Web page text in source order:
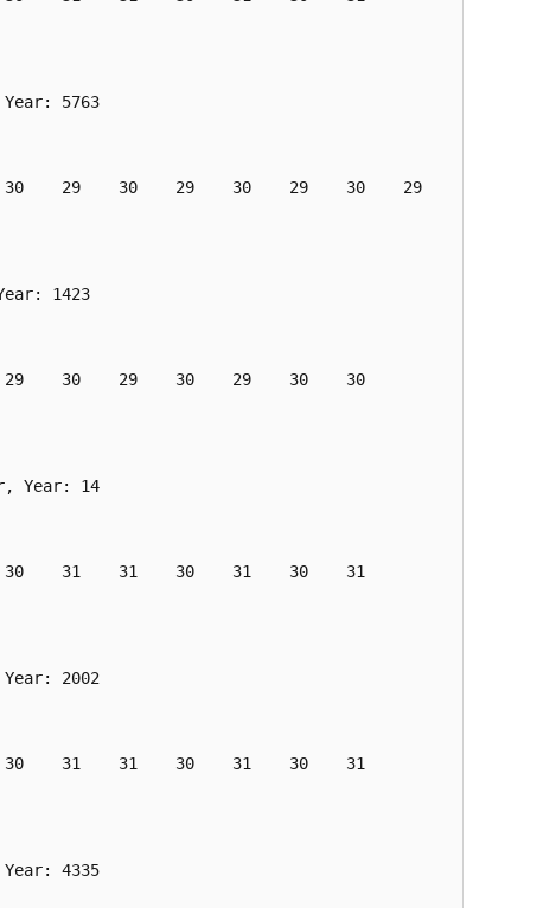
5763
29    30    29    30    29    30    29
1423
30    29    30    29    30    30
Year: 14
31    31    30    31    30    31
2002
31    31    30    31    30    31
4335